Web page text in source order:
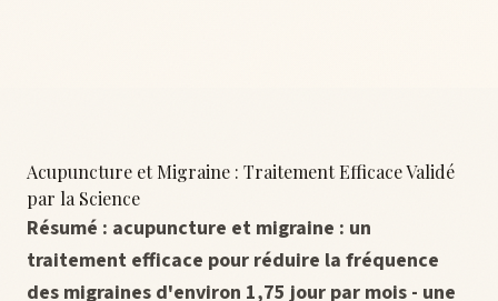
Acupuncture et Migraine : Traitement Efficace Validé
par la Science
Résumé : acupuncture et migraine : un
traitement efficace pour réduire la fréquence
des migraines d'environ 1,75 jour par mois - une